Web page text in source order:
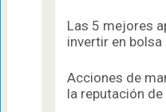
Las 5 mejores
invertir en bolsa
Acciones de
la reputación